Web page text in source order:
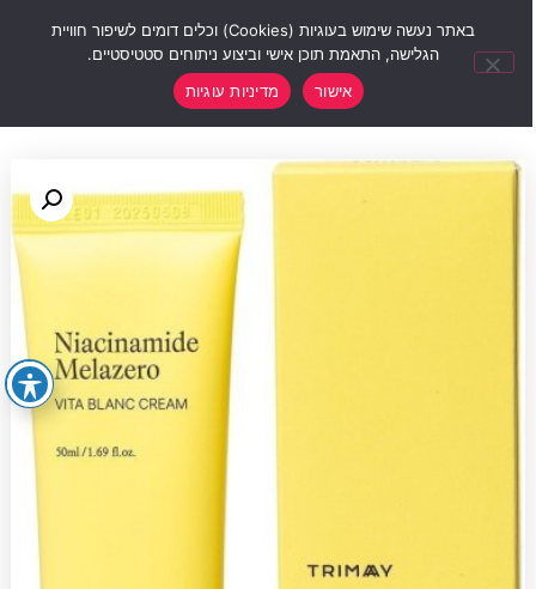
באתר נעשה שימוש בעוגיות (Cookies) וכלים דומים לשיפור חוויית
הגלישה, התאמת תוכן אישי וביצוע ניתוחים סטטיסטיים.
אישור
מדיניות עוגיות